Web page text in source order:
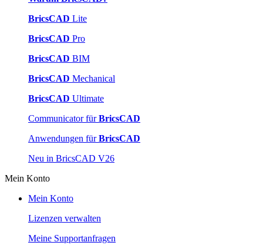
BricsCAD Lite
BricsCAD Pro
BricsCAD BIM
BricsCAD Mechanical
BricsCAD Ultimate
Communicator fürBricsCAD
Anwendungen fürBricsCAD
Neu in BricsCAD V26
Mein Konto
Mein Konto
Lizenzen verwalten
Meine Supportanfragen